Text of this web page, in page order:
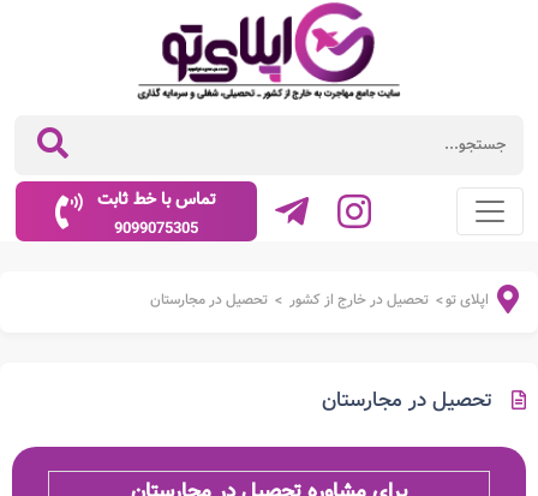
تماس با خط ثابت
9099075305
اپلای تو> تحصیل در خارج از کشور > تحصیل در مجارستان
تحصیل در مجارستان